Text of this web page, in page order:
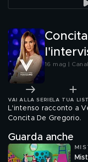
16 mag |
VAI ALLA SERIE LA TUA
L'intenso racconto a
Concita De Gregorio.
Guarda anche